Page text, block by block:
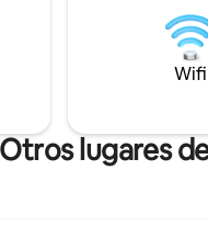
de
descubrir
estudio es
maletas.
Wifi
Otros lugares